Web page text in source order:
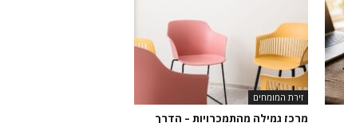
זירת המומחים
מרכז גמילה מהתמכרויות – הדרך